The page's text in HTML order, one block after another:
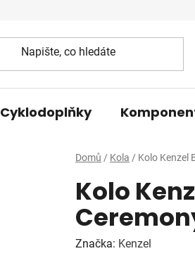
Cyklodoplňky
Domů / Kola / Kolo Kenzel
Kolo
Značka: Kenzel